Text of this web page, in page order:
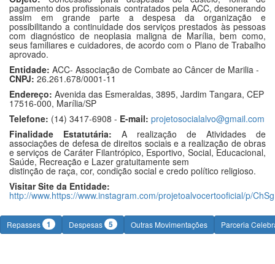
pagamento dos profissionais contratados pela ACC, desonerando
assim em grande parte a despesa da organização e
possibilitando a continuidade dos serviços prestados às pessoas
com diagnóstico de neoplasia maligna de Marília, bem como,
seus familiares e cuidadores, de acordo com o Plano de Trabalho
aprovado.
Entidade: ACC- Associação de Combate ao Câncer de Marilia -
CNPJ: 26.261.678/0001-11
Endereço: Avenida das Esmeraldas, 3895, Jardim Tangara, CEP
17516-000, Marília/SP
Telefone: (14) 3417-6908 - E-mail: projetosocialalvo@gmail.com
Finalidade Estatutária: A realização de Atividades de
associações de defesa de direitos sociais e a realização de obras
e serviços de Caráter Filantrópico, Esportivo, Social, Educacional,
Saúde, Recreação e Lazer gratuitamente sem
distinção de raça, cor, condição social e credo político religioso.
Visitar Site da Entidade:
http://www.https://www.instagram.com/projetoalvocertooficial/p/
Repasses 1 Despesas 5 Outras Movimentações Parceria